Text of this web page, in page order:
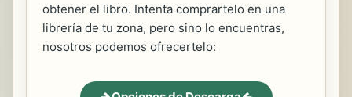
obtener el libro. Intenta comprartelo en una
librería de tu zona, pero sino lo encuentras,
nosotros podemos ofrecertelo: